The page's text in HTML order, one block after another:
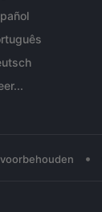
•